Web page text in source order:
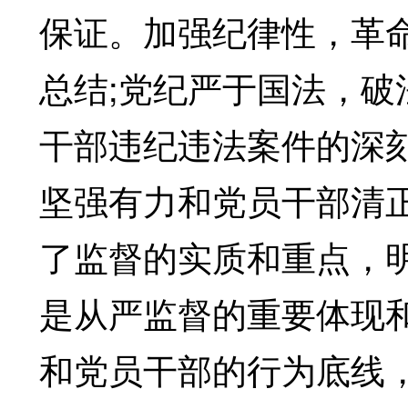
保证。加强纪律性，革
总结;党纪严于国法，
干部违纪违法案件的深
坚强有力和党员干部清
了监督的实质和重点，
是从严监督的重要体现
和党员干部的行为底线